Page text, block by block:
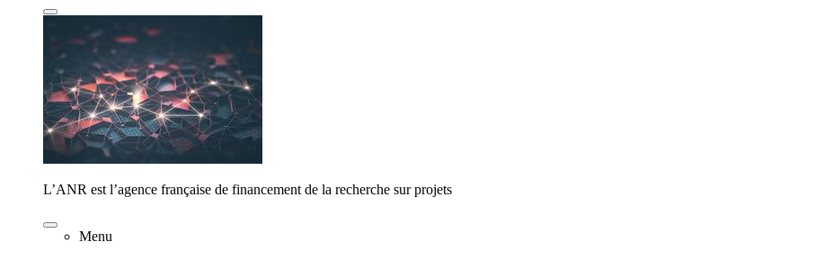
L’ANR est l’agence française de financement de la recherche sur projets
Menu